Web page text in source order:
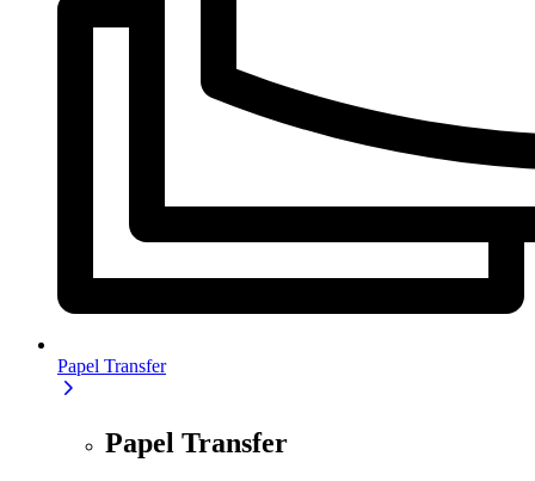
Papel Transfer
Papel Transfer